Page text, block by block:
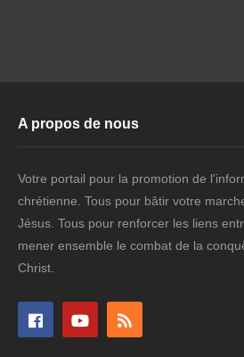
A propos de nous
Votre portail pour la promotion de
chrétienne. Tous pour bâtir votre
Jésus. Tous pour renforcer les liens
mener ensemble le combat de la
Christ.